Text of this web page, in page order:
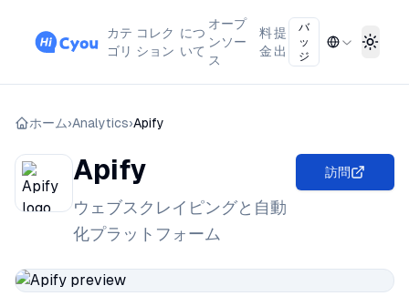
カテ
ゴリ
コレク
ション
につ
いて
オープ
ンソー
ス
料
金
提
出
バ
ッ
ジ
ホーム›Analytics›Apify
Apify
ウェブスクレイピングと自動
化プラットフォーム
訪問